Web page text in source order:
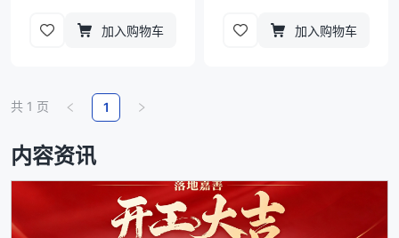
加入购物车 加入购物车
共 1 页 1
内容资讯